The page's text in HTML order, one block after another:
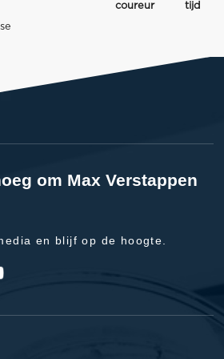
coureur
tijd
om Max Verstappen
en blijf op de hoogte.